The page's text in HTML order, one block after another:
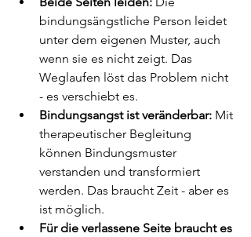
bindungsängstliche Person leidet
unter dem eigenen Muster, auch
wenn sie es nicht zeigt. Das
Weglaufen löst das Problem nicht
- es verschiebt es.
Bindungsangst ist veränderbar: Mit
therapeutischer Begleitung
können Bindungsmuster
verstanden und transformiert
werden. Das braucht Zeit - aber es
ist möglich.
Für die verlassene Seite braucht es